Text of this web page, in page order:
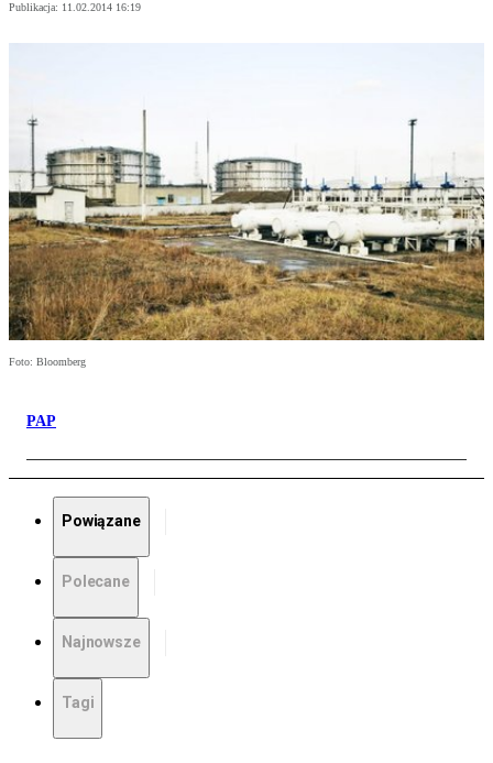
Publikacja: 11.02.2014 16:19
Foto: Bloomberg
PAP
Powiązane
Polecane
Najnowsze
Tagi